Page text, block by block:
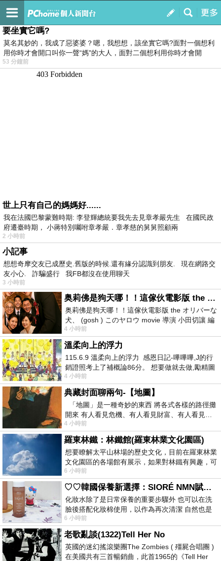
我的
最新文章
要坐實它嗎?
莫名其妙的，我成了惡婆婆？嗯，我想想，該坐實它嗎?面對一個想利
用你時才會開口叫你一聲“媽"的大人，面對二個想利用你時才會開
53 分鐘前
世上只有自己的媽媽好......
我在法國巴黎蒙難時期: 李登輝總統要我先去見章孝嚴先生 在國民政
府遷臺時期， 小蔣特別囑咐章孝嚴．章孝慈的舅舅照顧兩
2 小時前
小記事
想想奇摩交友已成歷史.舊版的時候.還有緣分認識到朋友. 現在網路交
友小心. 詐騙盛行 我FB都沒在使用聊天
3 小時前
奥莉佛是狗天哪！！這傢伙電影版 the オリバーな犬、 (gosh ) このヤロウ movie
奥莉佛是狗天哪！！這傢伙電影版 the オリバーな
犬、 (gosh ) このヤロウ movie 導演 小田切讓 編
劇: 小田切讓 主演: 小田切讓
4 小時前
溫柔向上的浮力
115.6.9 溫柔向上的浮力 感恩日記-嗶嗶嗶,J的行
銷證照考上了補概論86分。 想要做就去做,勵精圖
治大成功,也是表法,堅持和努力
4 小時前
典藏封面聊兩句-【地圖】
「地圖」是一種奇妙的東西 將各式各樣的路徑攤
開來 有人看見危機、有人看見財富、有人看見…
從中可以發掘出不同的
4 小時前
羅東林鐵：林鐵館(羅東林業文化園區)
想要瞭解太平山林場的歷史文化，目前在羅東林業
文化園區的各場館有展示，如果對林鐵有興趣，可
以到林鐵館。 這裡展示從山下
6 小時前
♡♡韓國保養新選擇：SIORÉ NMN賦活泡泡化妝水♡♡
化妝水除了是日常保養的重要步驟外 也可以在洗
臉後搭配化妝棉使用，以作為再次清潔 自然也是
我的保養必備品項 不過，我對於化妝
6 小時前
老歌亂談(1322)Tell Her No
英國的迷幻搖滾樂團The Zombies ( 殭屍合唱團 )
在美國共有三首暢銷曲，此首1965的《Tell Her